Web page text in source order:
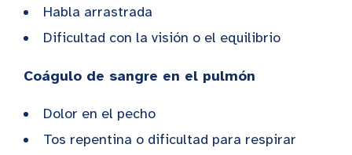
Habla arrastrada
Dificultad con la visión o el equilibrio
Coágulo de sangre en el pulmón
Dolor en el pecho
Tos repentina o dificultad para respirar